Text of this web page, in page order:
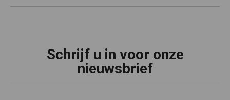
Schrijf u in voor onze
nieuwsbrief